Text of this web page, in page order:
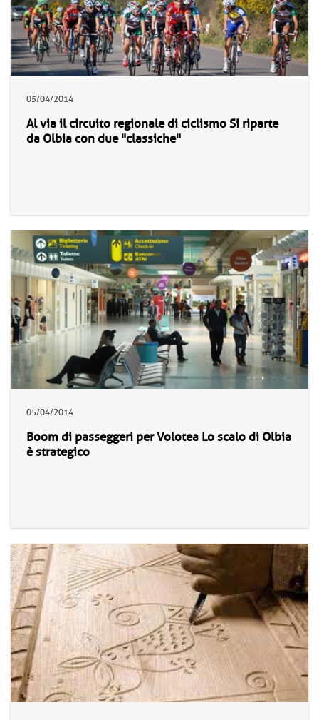
05/04/2014
Al via il circuito regionale di ciclismo Si riparte
da Olbia con due "classiche"
05/04/2014
Boom di passeggeri per Volotea Lo scalo di Olbia
è strategico